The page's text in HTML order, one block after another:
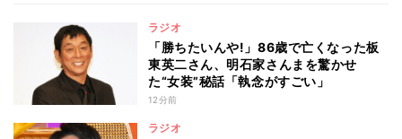
ラジオ
「勝ちたいんや!」86歳で亡くなった板
東英二さん、明石家さんまを驚かせ
た“女装”秘話「執念がすごい」
12分前
ラジオ